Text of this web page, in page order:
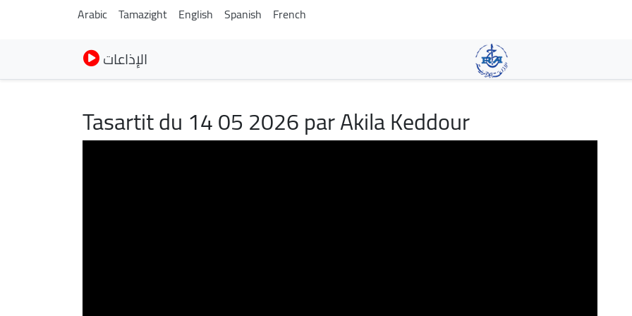
main
content
Arabic Tamazight English Spanish French
الإذاعات
Tasartit du 14 05 2026 par Akila Keddour